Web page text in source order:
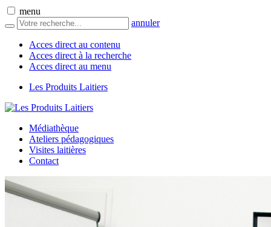
menu
annuler
Acces direct au contenu
Acces direct à la recherche
Acces direct au menu
Les Produits Laitiers
Médiathèque
Ateliers pédagogiques
Visites laitières
Contact